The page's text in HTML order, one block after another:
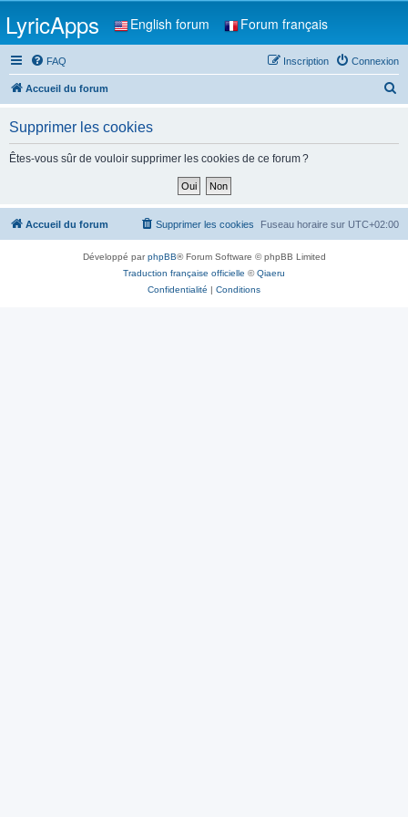
LyricApps English forum Forum français
FAQ Connexion
Inscription
Accueil du forum
h
Supprimer les cookies
Êtes-vous sûr de vouloir supprimer les cookies de ce forum ?
Accueil du forum Fuseau horaire sur UTC+02:00
Supprimer les cookies
Développé parphpBB® Forum Software © phpBB Limited
Traduction française officielle ©Qiaeru
Confidentialité | Conditions